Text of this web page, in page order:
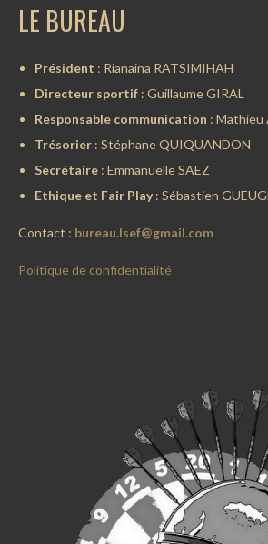
LE BUREAU
Président : Rianaina RATSIMIHAH
Directeur sportif: Guillaume GIRAL
Responsable communication : Mathieu
Trésorier : Stéphane QUIQUANDON
Secrétaire: Emmanuelle SAEZ
Ethique et Fair Play: Sébastien
Contact : bureau.lsef@gmail.com
Politique de confidentialité